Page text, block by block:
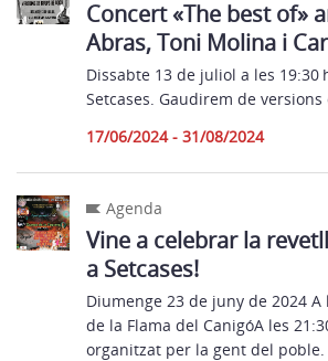
Concert «The best of»
Abras, Toni Molina i
Dissabte 13 de juliol a les 19:30
Setcases. Gaudirem de
17/06/2024 - 31/08/2024
Agenda
Vine a celebrar la
a Setcases!
Diumenge 23 de juny de 2024
de la Flama del CanigóA les
organitzat per la gent del poble.